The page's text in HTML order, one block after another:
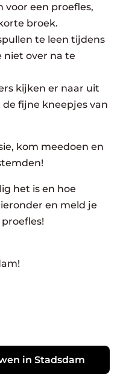
voor een proefles,
broek.
te leen tijdens
niet over na te
kijken er naar uit
fijne kneepjes van
kom meedoen en
het is en hoe
en meld je
in Stadsdam